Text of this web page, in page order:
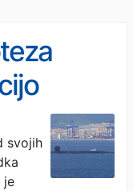
je to
svojih
je